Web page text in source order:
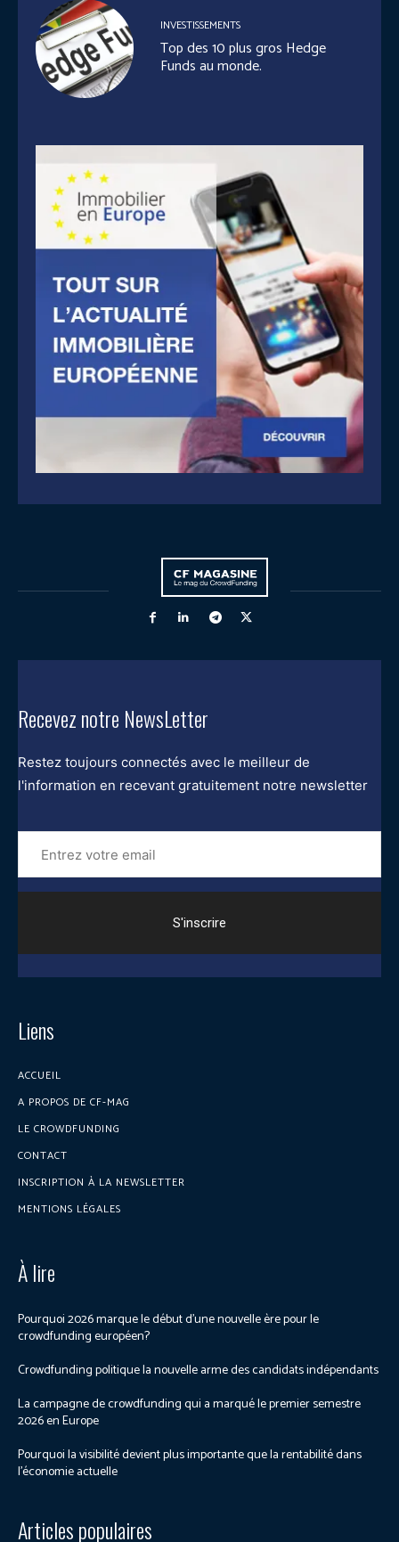
INVESTISSEMENTS
Top des 10 plus gros Hedge
Funds au monde.
Recevez notre NewsLetter
Restez toujours connectés avec le meilleur de
l'information en recevant gratuitement notre newsletter
Entrez
votre
email
Liens
ACCUEIL
A PROPOS DE CF-MAG
LE CROWDFUNDING
CONTACT
INSCRIPTION À LA NEWSLETTER
MENTIONS LÉGALES
À lire
Pourquoi 2026 marque le début d’une nouvelle ère pour le
crowdfunding européen?
Crowdfunding politique la nouvelle arme des candidats indépendants
La campagne de crowdfunding qui a marqué le premier semestre
2026 en Europe
Pourquoi la visibilité devient plus importante que la rentabilité dans
l’économie actuelle
Articles populaires